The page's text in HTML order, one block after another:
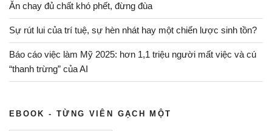
Ăn chay đủ chất khó phết, đừng đùa
Sự rút lui của trí tuệ, sự hèn nhát hay một chiến lược sinh tồn?
Báo cáo việc làm Mỹ 2025: hơn 1,1 triệu người mất việc và cú
“thanh trừng” của AI
EBOOK - TỪNG VIÊN GẠCH MỘT